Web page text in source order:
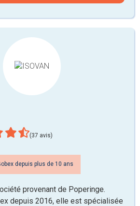
(37 avis)
depuis plus de 10 ans
provenant de Poperinge.
depuis 2016, elle est spécialisée